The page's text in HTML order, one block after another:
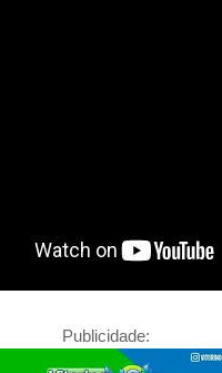
Publicidade: